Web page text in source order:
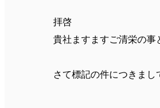
拝啓
貴社ますますご清栄の事
さて標記の件につきま